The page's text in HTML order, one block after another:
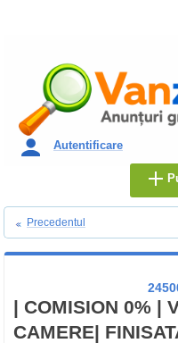
Autentificare
Precedentul
| COMISION 0% |
CAMERE|